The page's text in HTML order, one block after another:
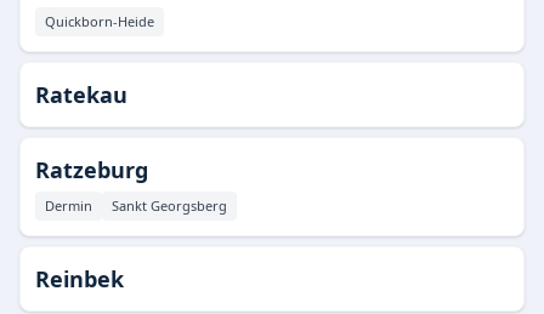
Quickborn-Heide
Ratekau
Ratzeburg
Dermin Sankt Georgsberg
Reinbek